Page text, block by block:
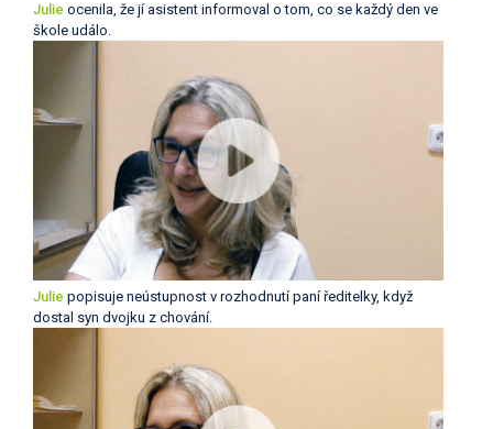
Julie ocenila, že jí asistent informoval o tom, co se každý den ve
škole událo.
Julie popisuje neústupnost v rozhodnutí paní ředitelky, když
dostal syn dvojku z chování.